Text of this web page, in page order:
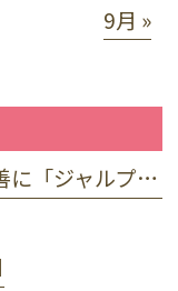
9月 »
ジャルプロ新規導入🤩たるみ改善に「ジャルプロ・スーパーハイドロ」💉目元のくま・小じわに「ジャルプロヤングアイ」👀